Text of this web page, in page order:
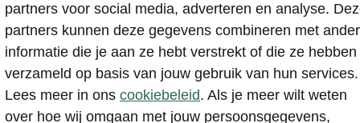
partners voor social media, adverteren en analyse.
partners kunnen deze gegevens combineren met
informatie die je aan ze hebt verstrekt of die ze hebben
verzameld op basis van jouw gebruik van hun services.
Lees meer in ons cookiebeleid. Als je meer wilt weten
over hoe wij omgaan met jouw persoonsgegevens,